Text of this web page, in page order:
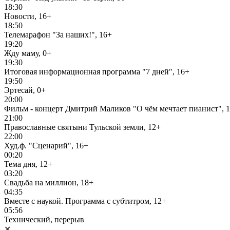
18:30
Новости, 16+
18:50
Телемарафон "За наших!", 16+
19:20
Жду маму, 0+
19:30
Итоговая информационная программа "7 дней", 16+
19:50
Эртесай, 0+
20:00
Фильм - концерт Дмитрий Маликов "О чём мечтает пианист",
21:00
Православные святыни Тульской земли, 12+
22:00
Худ.ф. "Сценарий", 16+
00:20
Тема дня, 12+
03:20
Свадьба на миллион, 18+
04:35
Вместе с наукой. Программа с субтитром, 12+
05:56
Технический, перерыв